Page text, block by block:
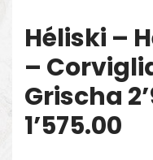
Héliski –
–
Grischa
1’575.00